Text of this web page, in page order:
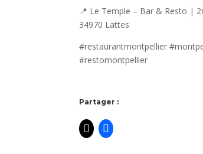
📍 Le Temple – Bar & Resto |
34970 Lattes
#restaurantmontpellier
#restomontpellier
Partager :